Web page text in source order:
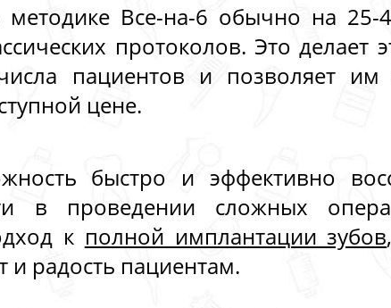
Все-на-6 обычно на 25-
протоколов. Это делает
пациентов и позволяет им
цене.
быстро и эффективно
в проведении сложных
к полной имплантации зубов
и радость пациентам.